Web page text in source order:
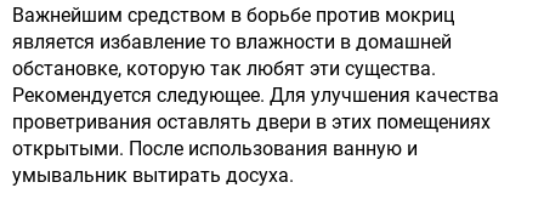
Важнейшим средством в борьбе против мокриц
является избавление то влажности в домашней
обстановке, которую так любят эти существа.
Рекомендуется следующее. Для улучшения качества
проветривания оставлять двери в этих помещениях
открытыми. После использования ванную и
умывальник вытирать досуха.